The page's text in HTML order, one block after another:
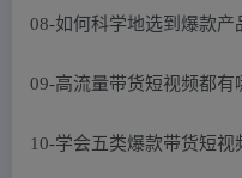
08-如何科学地选到爆款产
09-高流量带货短视频都有
10-学会五类爆款带货短视